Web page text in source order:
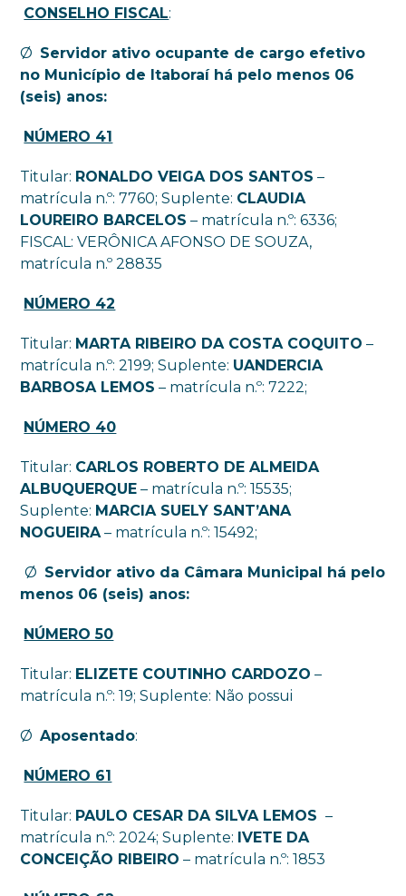
CONSELHO FISCAL:
Ø Servidor ativo ocupante de cargo efetivo
no Município de Itaboraí há pelo menos 06
(seis) anos:
NÚMERO 41
Titular: RONALDO VEIGA DOS SANTOS –
matrícula n.º: 7760; Suplente: CLAUDIA
LOUREIRO BARCELOS – matrícula n.º: 6336;
FISCAL: VERÔNICA AFONSO DE SOUZA,
matrícula n.º 28835
NÚMERO 42
Titular: MARTA RIBEIRO DA COSTA COQUITO –
matrícula n.º: 2199; Suplente: UANDERCIA
BARBOSA LEMOS – matrícula n.º: 7222;
NÚMERO 40
Titular: CARLOS ROBERTO DE ALMEIDA
ALBUQUERQUE – matrícula n.º: 15535;
Suplente: MARCIA SUELY SANT’ANA
NOGUEIRA– matrícula n.º: 15492;
Ø Servidor ativo da Câmara Municipal há pelo
menos 06 (seis) anos:
NÚMERO 50
Titular: ELIZETE COUTINHO CARDOZO –
matrícula n.º: 19; Suplente: Não possui
ØAposentado:
NÚMERO 61
Titular: PAULO CESAR DA SILVA LEMOS –
matrícula n.º: 2024; Suplente: IVETE DA
CONCEIÇÃO RIBEIRO – matrícula n.º: 1853